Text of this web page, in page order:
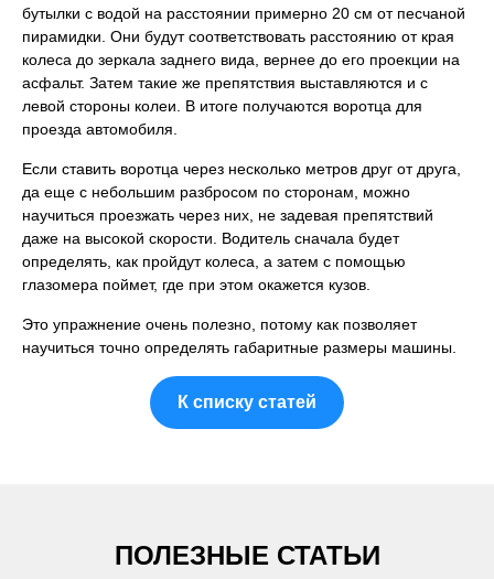
бутылки с водой на расстоянии примерно 20 см от песчаной
пирамидки. Они будут соответствовать расстоянию от края
колеса до зеркала заднего вида, вернее до его проекции на
асфальт. Затем такие же препятствия выставляются и с
левой стороны колеи. В итоге получаются воротца для
проезда автомобиля.
Если ставить воротца через несколько метров друг от друга,
да еще с небольшим разбросом по сторонам, можно
научиться проезжать через них, не задевая препятствий
даже на высокой скорости. Водитель сначала будет
определять, как пройдут колеса, а затем с помощью
глазомера поймет, где при этом окажется кузов.
Это упражнение очень полезно, потому как позволяет
научиться точно определять габаритные размеры машины.
К списку статей
ПОЛЕЗНЫЕ СТАТЬИ